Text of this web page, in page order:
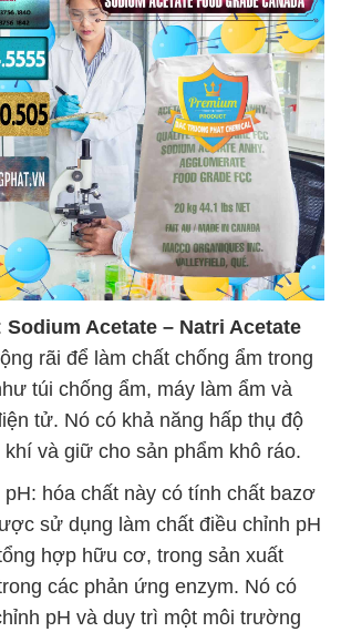
Sodium Acetate – Natri Acetate
rãi để làm chất chống ẩm trong
túi chống ẩm, máy làm ẩm và
tử. Nó có khả năng hấp thụ độ
và giữ cho sản phẩm khô ráo.
pH: hóa chất này có tính chất bazơ
sử dụng làm chất điều chỉnh pH
hợp hữu cơ, trong sản xuất
các phản ứng enzym. Nó có
pH và duy trì một môi trường